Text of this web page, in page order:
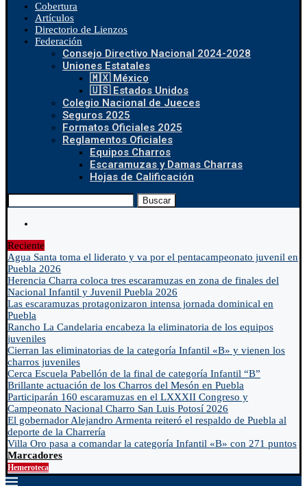
Cobertura
Artículos
Directorio de Lienzos
Federación
Consejo Directivo Nacional 2024-2028
Uniones Estatales
🇲🇽 México
🇺🇸 Estados Unidos
Colegio Nacional de Jueces
Seguros 2025
Formatos Oficiales 2025
Reglamentos Oficiales
Equipos Charros
Escaramuzas y Damas Charras
Hojas de Calificación
Buscar
Reciente
Agua Santa toma el liderato y va por el pentacampeonato juvenil en
Puebla 2026
Herencia Charra coloca tres escaramuzas en zona de finales del
Nacional Infantil y Juvenil Puebla 2026
Las escaramuzas protagonizaron intensa jornada dominical en
Puebla
Rancho La Candelaria encabeza la eliminatoria de los equipos
juveniles
Cierran las eliminatorias de la categoría Infantil «B» y vienen los
charros juveniles
Cerca Escuela Pabellón de la final de categoría Infantil “B”
Brillante actuación de los Charros del Mesón en Puebla
Participarán 160 escaramuzas en el LXXXII Congreso y
Campeonato Nacional Charro San Luis Potosí 2026
El gobernador Alejandro Armenta reiteró el respaldo de Puebla al
deporte de la Charrería
Villa Oro pasa a comandar la categoría Infantil «B» con 271 puntos
Marcadores
Hemeroteca